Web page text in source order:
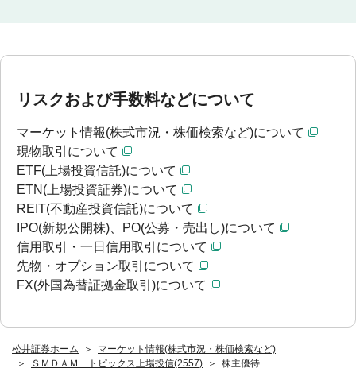
松井証券ホーム
マーケット情報(株式市況・株価検索など)
ＳＭＤＡＭ トピックス上場投信(2557)
株主優待
リスクおよび手数料などについて
マーケット情報(株式市況・株価検索など)について
現物取引について
ETF(上場投資信託)について
ETN(上場投資証券)について
REIT(不動産投資信託)について
IPO(新規公開株)、PO(公募・売出し)について
信用取引・一日信用取引について
先物・オプション取引について
FX(外国為替証拠金取引)について